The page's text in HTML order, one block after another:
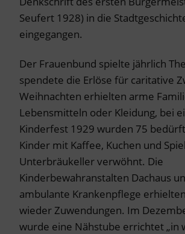
Seufert 1928) in die
eingegangen.
Der Frauenbund spielte jährlich
spendete die Erlöse für caritative
Weihnachten erhielten arme
Lebensmitteln oder Kleidung, bei
Kinderfest 1929 wurden 75
Kinder mit Kaffee, Kuchen und
Unterbräukeller verwöhnt. Die
Kinderbewahranstalten Dachaus
ambulante Krankenpflege
wieder Zuwendungen. Im
wurde eine Nähstube errichtet „in